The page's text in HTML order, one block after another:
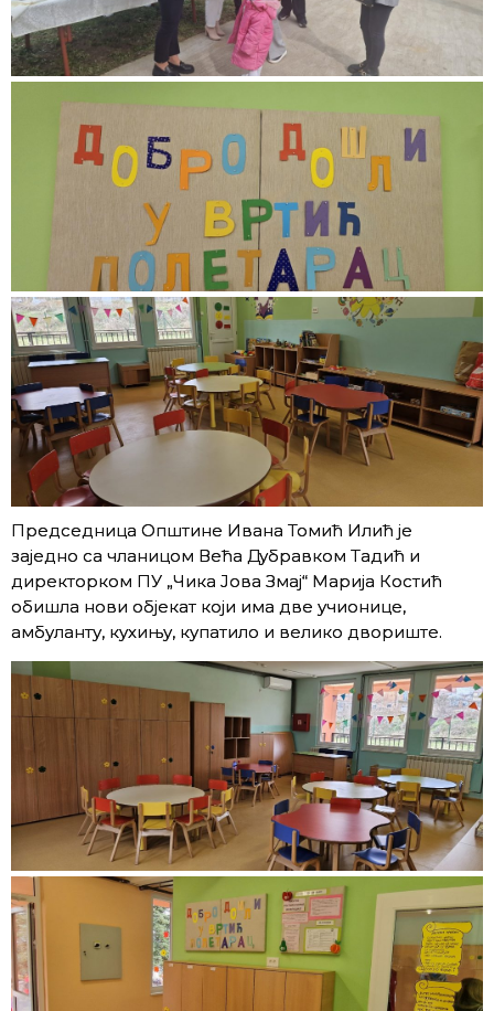
Председница Општине Ивана Томић Илић је
заједно са чланицом Већа Дубравком Тадић и
директорком ПУ „Чика Јова Змај“ Марија Костић
обишла нови објекат који има две учионице,
амбуланту, кухињу, купатило и велико двориште.